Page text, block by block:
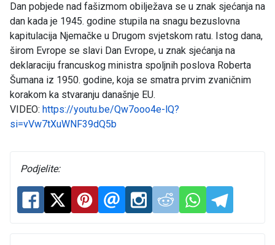
Dan pobjede nad fašizmom obilježava se u znak sjećanja na
dan kada je 1945. godine stupila na snagu bezuslovna
kapitulacija Njemačke u Drugom svjetskom ratu. Istog dana,
širom Evrope se slavi Dan Evrope, u znak sjećanja na
deklaraciju francuskog ministra spoljnih poslova Roberta
Šumana iz 1950. godine, koja se smatra prvim zvaničnim
korakom ka stvaranju današnje EU.
VIDEO: https://youtu.be/Qw7ooo4e-lQ?
si=vVw7tXuWNF39dQ5b
Podjelite: